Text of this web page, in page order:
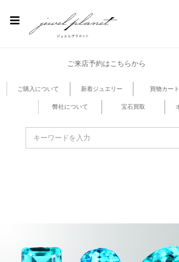
ご来店予約はこちらから
ご購入について 新着ジュエリー 買物カート
弊社について 宝石買取